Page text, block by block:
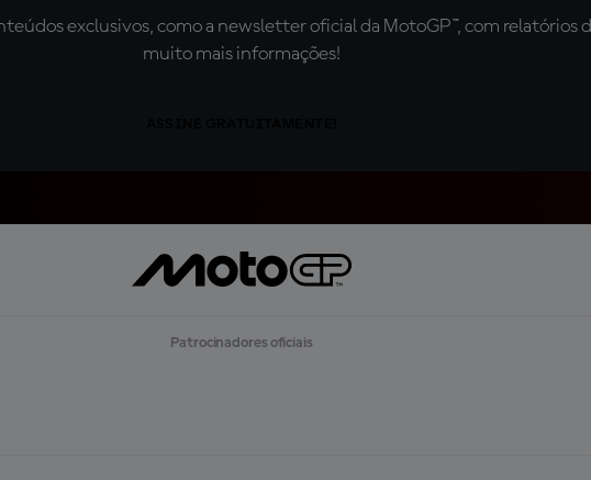
exclusivos, como a newsletter oficial da MotoGP™, com relatórios
muito mais informações!
Patrocinadores oficiais